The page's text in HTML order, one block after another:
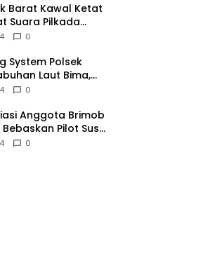
Barat Kawal Ketat
Suara Pilkada
0
System Polsek
Laut Bima,
Serentak 2024
0
Anggota Brimob
Pilot Susi
KKB
0